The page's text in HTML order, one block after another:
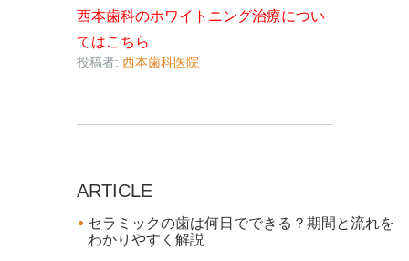
西本歯科のホワイトニング治療につい
てはこちら
投稿者: 西本歯科医院
ARTICLE
セラミックの歯は何日でできる？期間と流れを
わかりやすく解説